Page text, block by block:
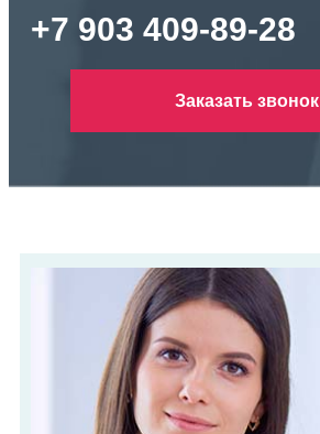
+7 903 409-89-28
Заказать звонок